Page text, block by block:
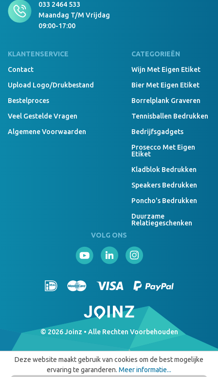
033 2464 533
Maandag T/m Vrijdag
09:00-17:00
KLANTENSERVICE
Contact
Upload Logo/drukbestand
Bestelproces
Veel Gestelde Vragen
Algemene Voorwaarden
CATEGORIEËN
Wijn Met Eigen Etiket
Bier Met Eigen Etiket
Borrelplank Graveren
Tennisballen Bedrukken
Bedrijfsgadgets
Prosecco Met Eigen
Etiket
Kladblok Bedrukken
Speakers Bedrukken
Poncho's Bedrukken
Duurzame
Relatiegeschenken
VOLG ONS
© 2026 Joinz • Alle Rechten Voorbehouden
Deze website maakt gebruik van cookies om de best mogelijke
ervaring te garanderen. Meer informatie...